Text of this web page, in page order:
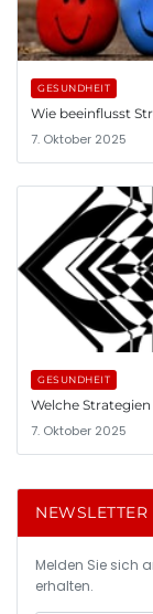
GESUNDHEIT
Wie beeinflusst
7. Oktober 2025
GESUNDHEIT
Welche
7. Oktober 2025
NEWSLETTER
Melden Sie sich
erhalten.